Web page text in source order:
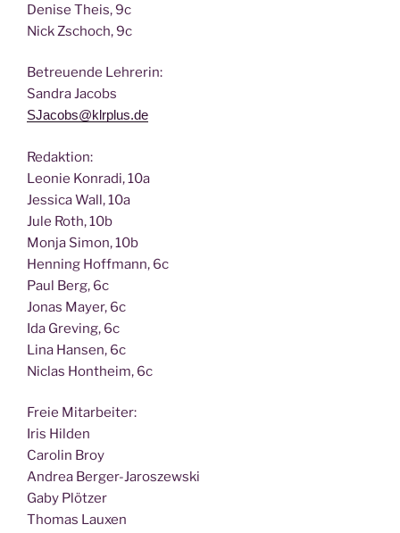
Deni­se Theis, 9c
Nick Zscho­ch, 9c
Betreu­en­de Lehrerin:
San­dra Jacobs
SJacobs@klrplus.de
Redak­ti­on:
Leo­nie Kon­ra­di, 10a
Jes­si­ca Wall, 10a
Jule Roth, 10b
Mon­ja Simon, 10b
Hen­ning Hoff­mann, 6c
Paul Berg, 6c
Jonas May­er, 6c
Ida Gre­ving, 6c
Lina Han­sen, 6c
Nic­las Hont­heim, 6c
Freie Mit­ar­bei­ter:
Iris Hilden
Caro­lin Broy
Andrea Berger-Jaroszewski
Gaby Plötzer
Tho­mas Lauxen